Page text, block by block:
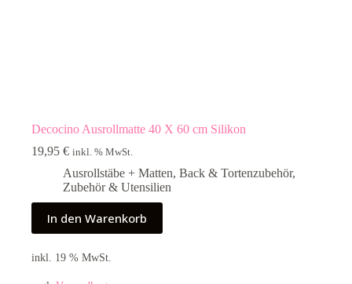
Decocino Ausrollmatte 40 X 60 cm Silikon
19,95 € inkl. % MwSt.
Ausrollstäbe + Matten, Back & Tortenzubehör,
Zubehör & Utensilien
In den Warenkorb
inkl. 19 % MwSt.